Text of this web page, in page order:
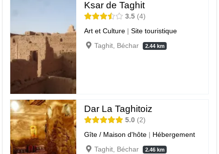
Ksar de Taghit
3.5 4
Art et Culture |Site touristique
Taghit, Béchar
2.44 km
Dar La Taghitoiz
5.0 2
Gîte / Maison d'hôte | Hébergement
Taghit, Béchar
2.46 km